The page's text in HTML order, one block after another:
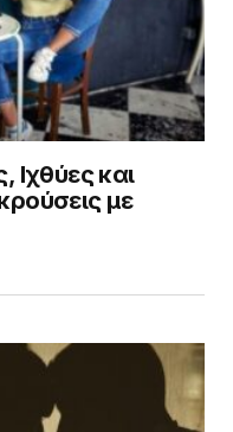
Ιχθύες και
με